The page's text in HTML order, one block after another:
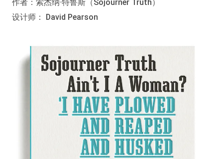
作者：索杰纳·特鲁斯（Sojourner Truth）
设计师： David Pearson